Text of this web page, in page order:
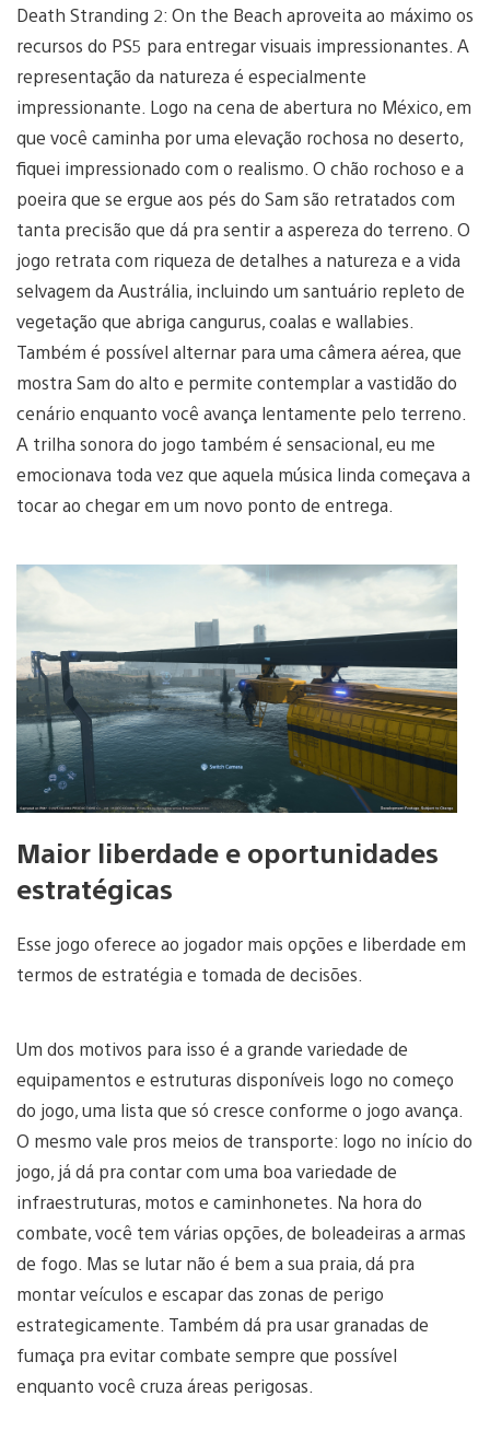
Death Stranding 2: On the Beach aproveita ao máximo os
recursos do PS5 para entregar visuais impressionantes. A
representação da natureza é especialmente
impressionante. Logo na cena de abertura no México, em
que você caminha por uma elevação rochosa no deserto,
fiquei impressionado com o realismo. O chão rochoso e a
poeira que se ergue aos pés do Sam são retratados com
tanta precisão que dá pra sentir a aspereza do terreno. O
jogo retrata com riqueza de detalhes a natureza e a vida
selvagem da Austrália, incluindo um santuário repleto de
vegetação que abriga cangurus, coalas e wallabies.
Também é possível alternar para uma câmera aérea, que
mostra Sam do alto e permite contemplar a vastidão do
cenário enquanto você avança lentamente pelo terreno.
A trilha sonora do jogo também é sensacional, eu me
emocionava toda vez que aquela música linda começava a
tocar ao chegar em um novo ponto de entrega.
Maior liberdade e oportunidades
estratégicas
Esse jogo oferece ao jogador mais opções e liberdade em
termos de estratégia e tomada de decisões.
Um dos motivos para isso é a grande variedade de
equipamentos e estruturas disponíveis logo no começo
do jogo, uma lista que só cresce conforme o jogo avança.
O mesmo vale pros meios de transporte: logo no início do
jogo, já dá pra contar com uma boa variedade de
infraestruturas, motos e caminhonetes. Na hora do
combate, você tem várias opções, de boleadeiras a armas
de fogo. Mas se lutar não é bem a sua praia, dá pra
montar veículos e escapar das zonas de perigo
estrategicamente. Também dá pra usar granadas de
fumaça pra evitar combate sempre que possível
enquanto você cruza áreas perigosas.